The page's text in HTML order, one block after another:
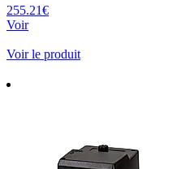
255.21€
Voir
Voir le produit